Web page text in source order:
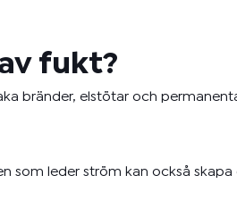
fukt?
bränder, elstötar och
som leder ström kan också skapa